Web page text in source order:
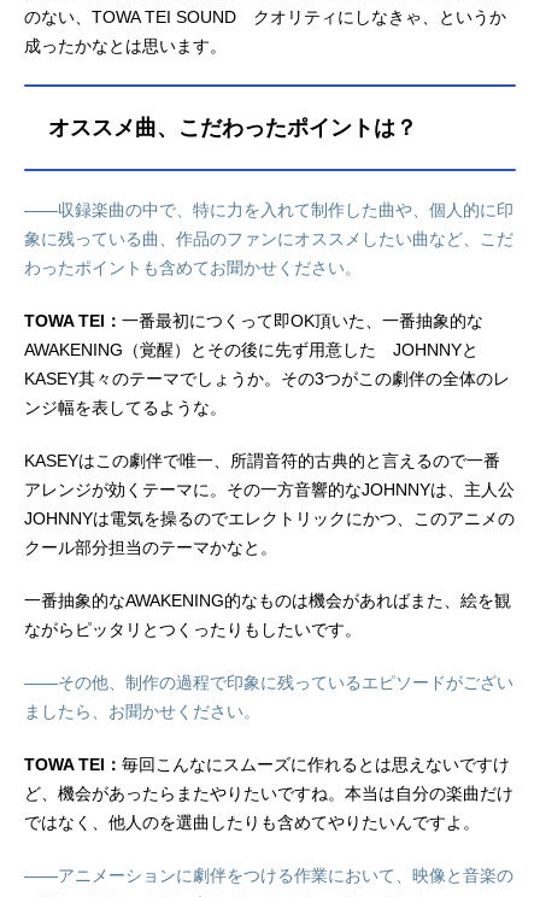
のない、TOWA TEI SOUND クオリティにしなきゃ、というか
成ったかなとは思います。
オススメ曲、こだわったポイントは？
――収録楽曲の中で、特に力を入れて制作した曲や、個人的に印
象に残っている曲、作品のファンにオススメしたい曲など、こだ
わったポイントも含めてお聞かせください。
TOWA TEI： 一番最初につくって即OK頂いた、一番抽象的な
AWAKENING（覚醒）とその後に先ず用意した JOHNNYと
KASEY其々のテーマでしょうか。その3つがこの劇伴の全体のレ
ンジ幅を表してるような。
KASEYはこの劇伴で唯一、所謂音符的古典的と言えるので一番
アレンジが効くテーマに。その一方音響的なJOHNNYは、主人公
JOHNNYは電気を操るのでエレクトリックにかつ、このアニメの
クール部分担当のテーマかなと。
一番抽象的なAWAKENING的なものは機会があればまた、絵を観
ながらピッタリとつくったりもしたいです。
――その他、制作の過程で印象に残っているエピソードがござい
ましたら、お聞かせください。
TOWA TEI： 毎回こんなにスムーズに作れるとは思えないですけ
ど、機会があったらまたやりたいですね。本当は自分の楽曲だけ
ではなく、他人のを選曲したりも含めてやりたいんですよ。
――アニメーションに劇伴をつける作業において、映像と音楽の